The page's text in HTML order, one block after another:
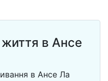
життя в Ансе
в Ансе Ла